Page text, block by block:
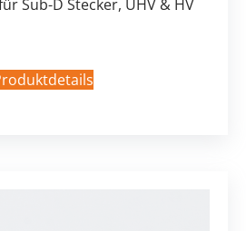
Sub-D Stecker, UHV & HV